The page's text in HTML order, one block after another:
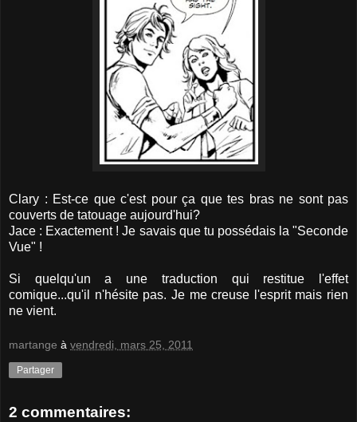
Clary : Est-ce que c'est pour ça que tes bras ne sont pas
couverts de tatouage aujourd'hui?
Jace : Exactement ! Je savais que tu possédais la "Seconde
Vue" !
Si quelqu'un a une traduction qui restitue l'effet
comique...qu'il n'hésite pas. Je me creuse l'esprit mais rien
ne vient.
martange à vendredi, mars 25, 2011
Partager
2 commentaires: